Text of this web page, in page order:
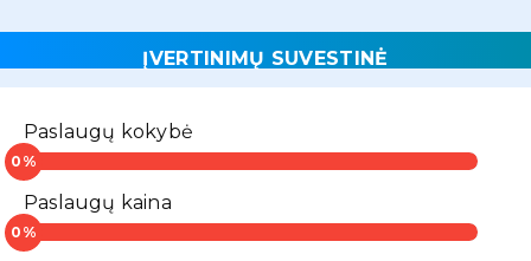
ĮVERTINIMŲ SUVESTINĖ
Paslaugų kokybė
Paslaugų kaina